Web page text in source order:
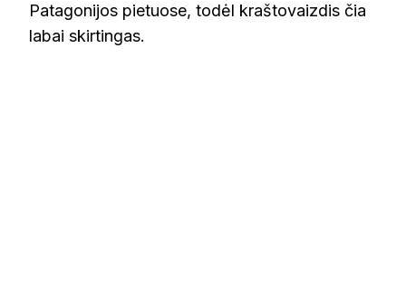
Patagonijos pietuose, todėl kraštovaizdis čia
labai skirtingas.